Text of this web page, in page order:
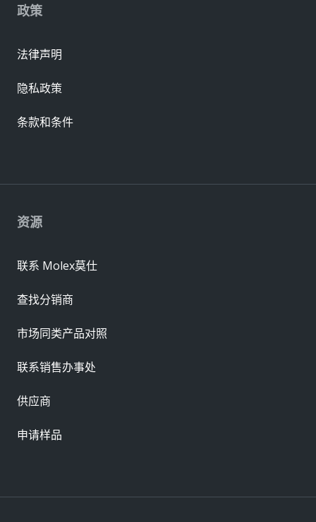
资源
联系 Molex莫仕
查找分销商
市场同类产品对照
联系销售办事处
供应商
申请样品
政策
法律声明
隐私政策
条款和条件